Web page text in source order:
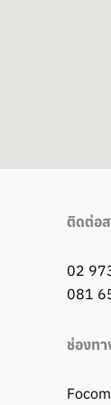
ติดต่อ
02
081
ช่องท